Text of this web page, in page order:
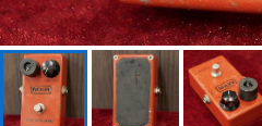
DJ機器